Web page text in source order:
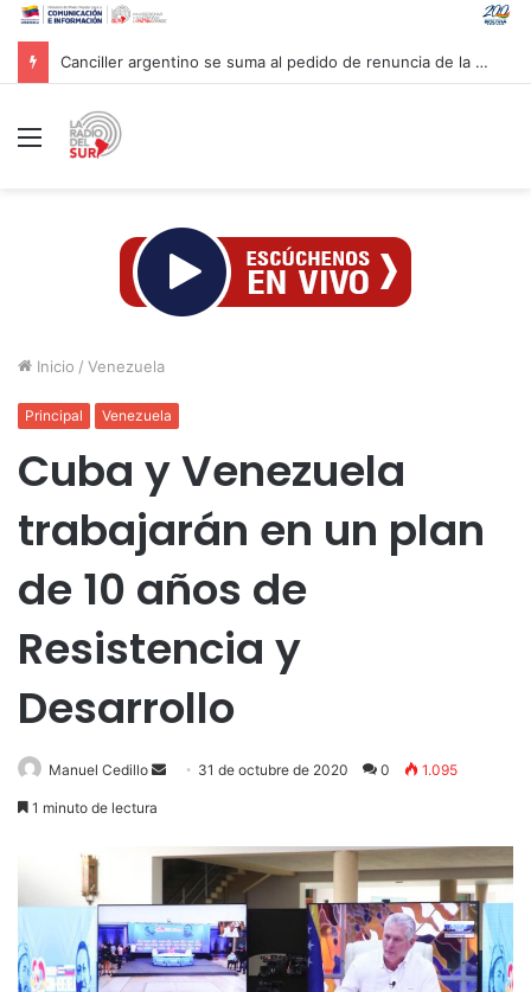
Canciller argentino se suma al pedido de renuncia de la vicepresidenta Villarruel
Menú
Inicio / Venezuela
Principal Venezuela
Cuba y Venezuela
trabajarán en un plan
de 10 años de
Resistencia y
Desarrollo
Manuel Cedillo
Send 31 de octubre de 2020 0 1.095
1 minuto de lectura